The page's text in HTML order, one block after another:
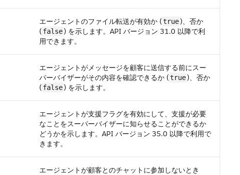
エージェントのファイル転送が有効か (true)、否か
( false) を示します。API バージョン 31.0 以降で利
用できます。
エージェントがメッセージを顧客に送信する前にスー
パーバイザーがその内容を確認できるか (true)、否か
( false) を示します。
エージェントが支援フラグを有効にして、支援が必要
なことをスーパーバイザーに知らせることができるか
どうかを示します。 API バージョン 35.0 以降で利用で
きます。
エージェントが顧客とのチャットに参加しないとき